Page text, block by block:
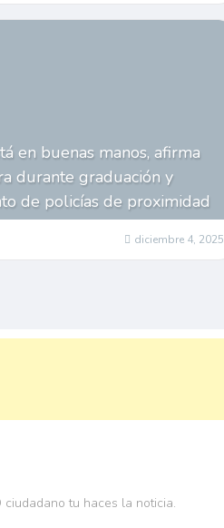
en buenas manos, afirma
durante graduación y
de policías de proximidad
diciembre 4, 2025
ciudadano tu haces la noticia.